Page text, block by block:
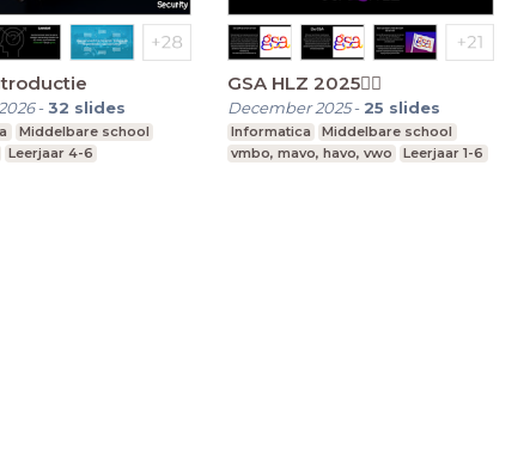
-32 slides
Middelbare school
Leerjaar 4-6
GSA HLZ 2025🏳️‍🌈
December 2025- 25 slides
Informatica
Middelbare school
vmbo, mavo, havo, vwo
Leerjaar 1-6